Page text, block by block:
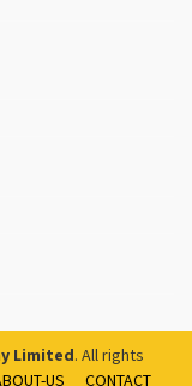
Limited. All rights
US CONTACT